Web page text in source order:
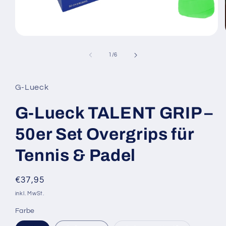
1 /von
6
G-Lueck
G-Lueck TALENT GRIP –
50er Set Overgrips für
Tennis & Padel
Normaler
Preis
€37,95
inkl. MwSt.
Farbe